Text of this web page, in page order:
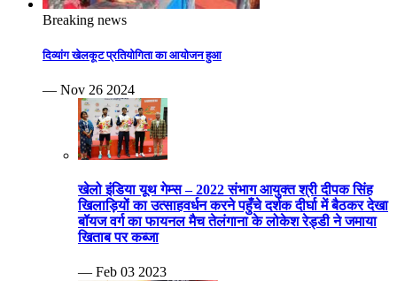
Breaking news
दिव्यांग खेलकूट प्रतियोगिता का आयोजन हुआ
— Nov 26 2024
खेलो इंडिया यूथ गेम्स – 2022 संभाग आयुक्त श्री दीपक सिंह
खिलाड़ियों का उत्साहवर्धन करने पहुँचे दर्शक दीर्घा में बैठकर देखा
बॉयज वर्ग का फायनल मैच तेलंगाना के लोकेश रेड्डी ने जमाया
खिताब पर कब्जा
— Feb 03 2023